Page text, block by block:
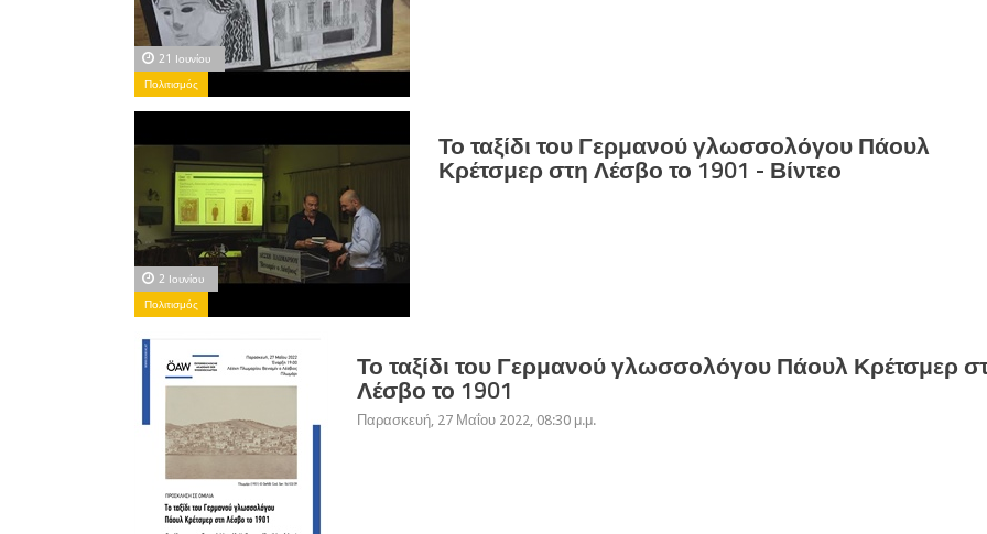
21 Ιουνίου
Πολιτισμός
2 Ιουνίου
Πολιτισμός
Το ταξίδι του Γερμανού γλωσσολόγου Πάουλ
Κρέτσμερ στη Λέσβο το 1901 - Βίντεο
Το ταξίδι του Γερμανού γλωσσολόγου Πάουλ Κρέτσμερ
Λέσβο το 1901
Παρασκευή, 27 Μαΐου 2022, 08:30 μ.μ.